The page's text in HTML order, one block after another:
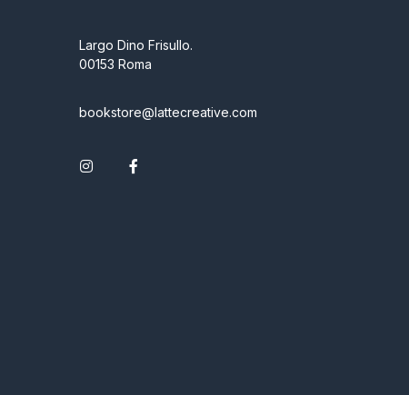
Largo Dino Frisullo.
00153 Roma
bookstore@lattecreative.com
Instagram